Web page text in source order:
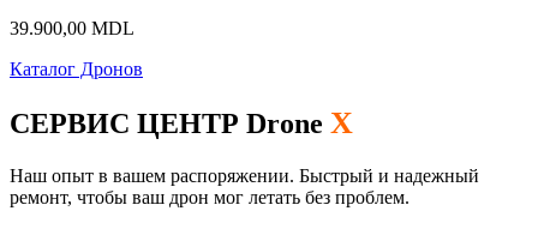
39.900,00 MDL
Каталог Дронов
СЕРВИС ЦЕНТР Drone X
Наш опыт в вашем распоряжении. Быстрый и надежный
ремонт, чтобы ваш дрон мог летать без проблем.